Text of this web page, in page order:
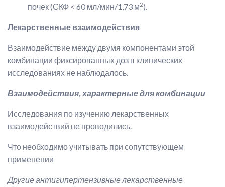
почек (СКФ < 60 мл/мин/1,73 м2).
Лекарственные взаимодействия
Взаимодействие между двумя компонентами этой
комбинации фиксированных доз в клинических
исследованиях не наблюдалось.
Взаимодействия, характерные для комбинации
Исследования по изучению лекарственных
взаимодействий не проводились.
Что необходимо учитывать при сопутствующем
применении
Другие антигипертензивные лекарственные